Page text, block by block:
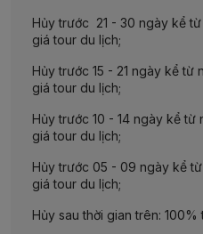
Hủy trước 21 - 30 ngày kể
giá tour du lịch;
Hủy trước 15 - 21 ngày kể từ
giá tour du lịch;
Hủy trước 10 - 14 ngày kể
giá tour du lịch;
Hủy trước 05 - 09 ngày kể
giá tour du lịch;
Hủy sau thời gian trên: